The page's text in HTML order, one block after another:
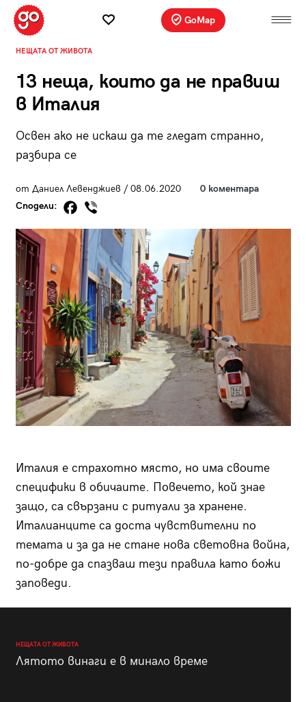
GoMap
НЕЩАТА ОТ ЖИВОТА
13 неща, които да не правиш
в Италия
Освен ако не искаш да те гледат странно,
разбира се
от Даниел Левенджиев / 08.06.2020
0 коментара
Сподели:
Италия е страхотно място, но има своите
специфики в обичаите. Повечето, кой знае
защо, са свързани с ритуали за хранене.
Италианците са доста чувствителни по
темата и за да не стане нова световна война,
по-добре да спазваш тези правила като божи
заповеди.
НЕЩАТА ОТ ЖИВОТА
Лятото винаги е в минало време